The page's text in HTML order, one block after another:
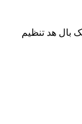
بال هد تنظیم